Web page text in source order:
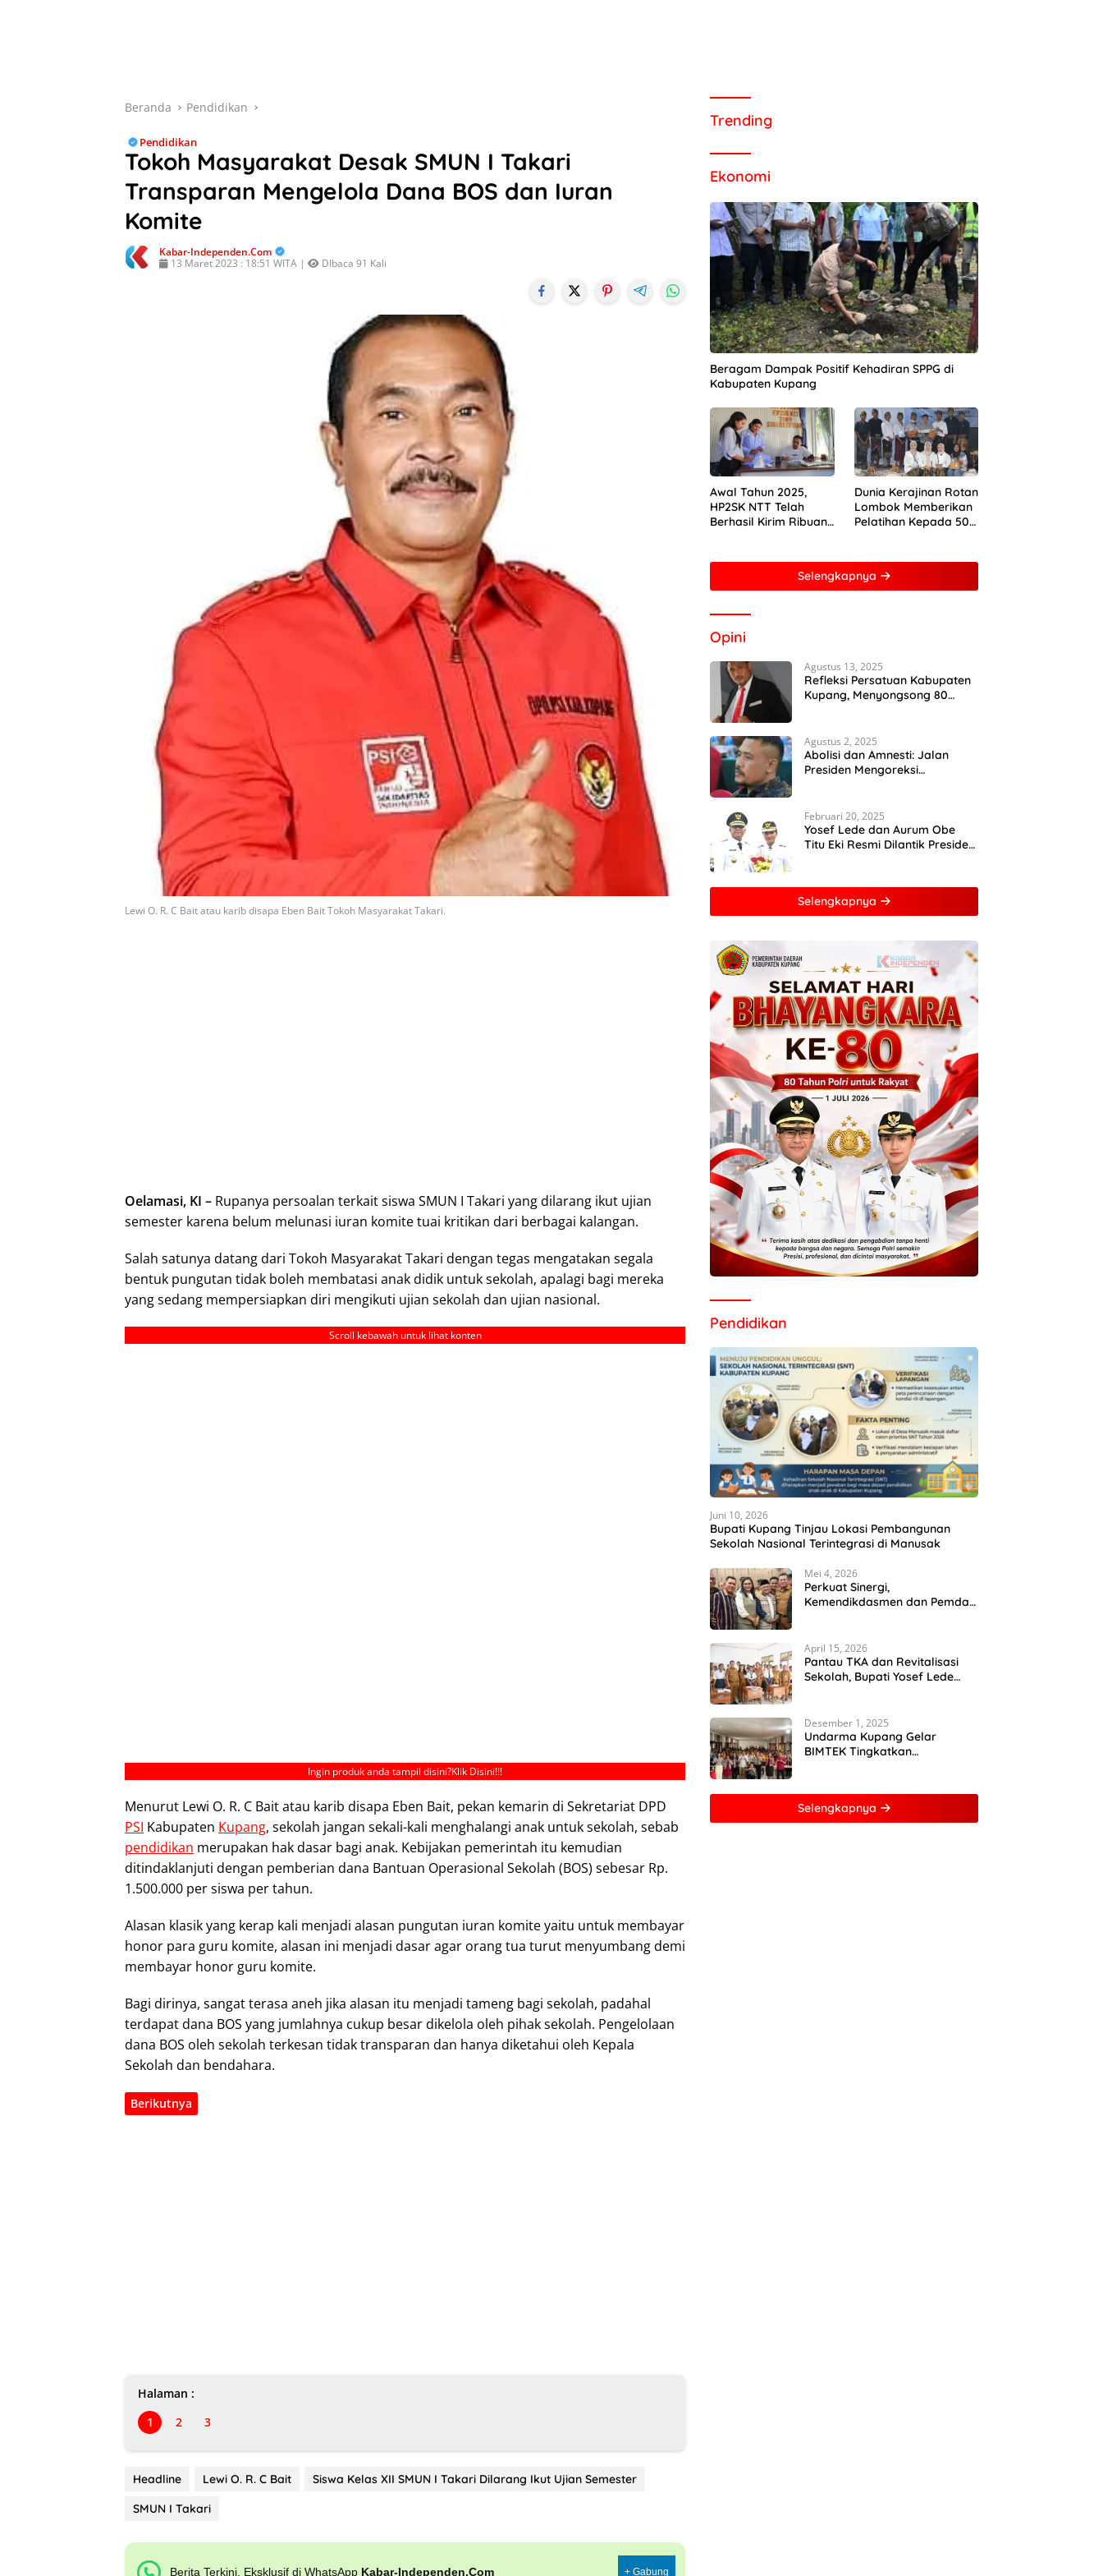
Beranda Pendidikan
Pendidikan
Tokoh Masyarakat Desak SMUN I Takari
Transparan Mengelola Dana BOS dan Iuran
Komite
Kabar-Independen.com
13 Maret 2023 : 18:51 WITA |
DIbaca 91 Kali
Lewi O. R. C Bait atau karib disapa Eben Bait Tokoh Masyarakat Takari.
Oelamasi, KI – Rupanya persoalan terkait siswa SMUN I Takari yang dilarang ikut ujian
semester karena belum melunasi iuran komite tuai kritikan dari berbagai kalangan.
Salah satunya datang dari Tokoh Masyarakat Takari dengan tegas mengatakan segala
bentuk pungutan tidak boleh membatasi anak didik untuk sekolah, apalagi bagi mereka
yang sedang mempersiapkan diri mengikuti ujian sekolah dan ujian nasional.
Scroll kebawah untuk lihat konten
Ingin produk anda tampil disini?Klik Disini!!!
Menurut Lewi O. R. C Bait atau karib disapa Eben Bait, pekan kemarin di Sekretariat DPD
PSI Kabupaten Kupang, sekolah jangan sekali-kali menghalangi anak untuk sekolah, sebab
pendidikan merupakan hak dasar bagi anak. Kebijakan pemerintah itu kemudian
ditindaklanjuti dengan pemberian dana Bantuan Operasional Sekolah (BOS) sebesar Rp.
1.500.000 per siswa per tahun.
Alasan klasik yang kerap kali menjadi alasan pungutan iuran komite yaitu untuk membayar
honor para guru komite, alasan ini menjadi dasar agar orang tua turut menyumbang demi
membayar honor guru komite.
Bagi dirinya, sangat terasa aneh jika alasan itu menjadi tameng bagi sekolah, padahal
terdapat dana BOS yang jumlahnya cukup besar dikelola oleh pihak sekolah. Pengelolaan
dana BOS oleh sekolah terkesan tidak transparan dan hanya diketahui oleh Kepala
Sekolah dan bendahara.
Berikutnya
Halaman :
1
2 3
Headline Lewi O. R. C Bait
Siswa Kelas XII SMUN I Takari Dilarang Ikut Ujian Semester
SMUN I Takari
Berita Terkini, Eksklusif di WhatsApp Kabar-Independen.Com + Gabung
Trending
Ekonomi
Beragam Dampak Positif Kehadiran SPPG di
Kabupaten Kupang
Awal Tahun 2025,
HP2SK NTT Telah
Berhasil Kirim Ribuan
Jakarta
Dunia Kerajinan Rotan
Lombok Memberikan
Pelatihan Kepada 50
Foundation Young
Frenuer 2024
Selengkapnya
Opini
Agustus 13, 2025
Refleksi Persatuan Kabupaten
Kupang, Menyongsong 80
Agustus 2, 2025
Abolisi dan Amnesti: Jalan
Presiden Mengoreksi
Februari 20, 2025
Yosef Lede dan Aurum Obe
Titu Eki Resmi Dilantik Presiden
Oligarki
Selengkapnya
Pendidikan
Juni 10, 2026
Bupati Kupang Tinjau Lokasi Pembangunan
Sekolah Nasional Terintegrasi di Manusak
Mei 4, 2026
Perkuat Sinergi,
Kemendikdasmen dan Pemda
April 15, 2026
Pantau TKA dan Revitalisasi
Sekolah, Bupati Yosef Lede
Desember 1, 2025
Undarma Kupang Gelar
BIMTEK Tingkatkan
Selengkapnya